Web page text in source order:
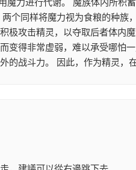
个同样将魔力视为食粮的种
极攻击精灵，以夺取后者体内
变得非常虚弱，难以承受哪怕
的战斗力。 因此，作为精灵，